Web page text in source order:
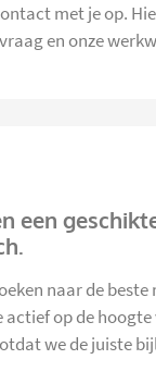
met je op.
en onze
een
naar de
actief op de hoogte
we de juiste